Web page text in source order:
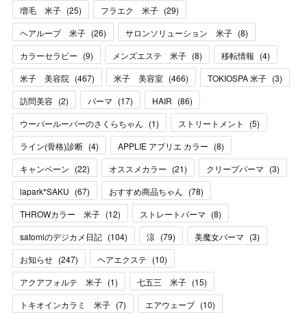
増毛 米子 (25) フラエク 米子 (29)
ヘアループ 米子 (26) サロンソリューション 米子 (8)
カラーセラピー (9) メンズエステ 米子 (8) 移転情報 (4)
米子 美容院 (467) 米子 美容室 (466) TOKIOSPA 米子 (3)
訪問美容 (2) パーマ (17) HAIR (86)
ウーパールーパーのさくらちゃん (1) ストリートメント (5)
ライン(骨格)診断 (4) APPLIE アプリエ カラー (8)
キャンペーン (22) オススメカラー (21) クリープパーマ (3)
lapark*SAKU (67) おすすめ商品ちゃん (78)
THROWカラー 米子 (12) ストレートパーマ (8)
satomiのデジカメ日記 (104) 涼 (79) 美魔女パーマ (3)
お知らせ (247) ヘアエクステ (10)
アクアフォルテ 米子 (1) 七五三 米子 (15)
トキオインカラミ 米子 (7) エアウェーブ (10)